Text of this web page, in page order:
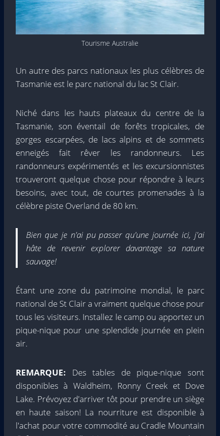
Tourisme Australie
Un autre des parcs nationaux les plus célèbres de
Tasmanie est le parc national du lac St Clair.
Niché dans les hauts plateaux du centre de la
Tasmanie, son éventail de forêts tropicales, de
gorges escarpées, de lacs alpins et de sommets
enneigés fait rêver les randonneurs. Les
randonneurs expérimentés et les excursionnistes
trouveront quelque chose pour répondre à leurs
besoins, avec tout, de courtes promenades à la
célèbre piste Overland de 80 km.
Bien que je n'ai pu passer qu'une journée ici, j'ai
hâte de revenir explorer davantage sa nature
sauvage!
Étant une zone du patrimoine mondial, le parc
national de St Clair a vraiment quelque chose pour
tous les visiteurs. Installez le camp ou apportez un
pique-nique pour une splendide journée en plein
air.
REMARQUE: Des tables de pique-nique sont
disponibles à Waldheim, Ronny Creek et Dove
Lake. Prévoyez d'arriver tôt pour prendre un siège
en haute saison! La nourriture est disponible à
l'achat pour votre commodité au Cradle Mountain